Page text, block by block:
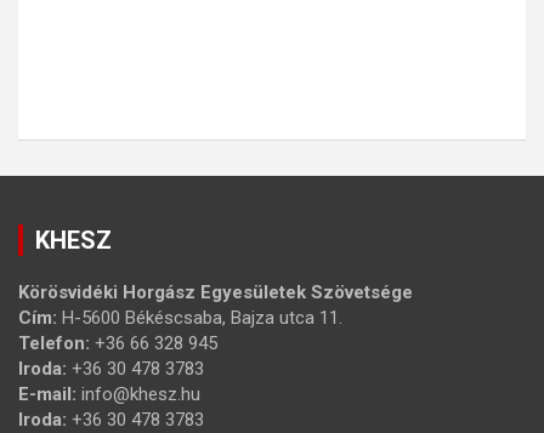
KHESZ
Körösvidéki Horgász Egyesületek Szövetsége
Cím: H-5600 Békéscsaba, Bajza utca 11.
Telefon: +36 66 328 945
Iroda: +36 30 478 3783
E-mail: info@khesz.hu
Iroda: +36 30 478 3783